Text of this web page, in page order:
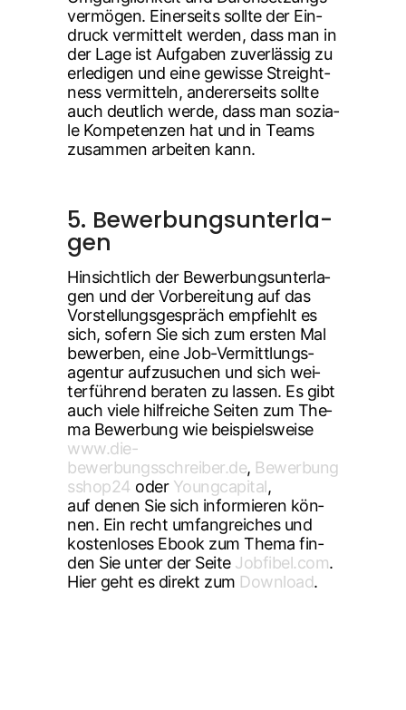
ver­mö­gen. Einer­seits soll­te der Ein­
druck ver­mit­telt wer­den, dass man in
der Lage ist Auf­ga­ben zuver­läs­sig zu
erle­di­gen und eine gewis­se Streight­
ness ver­mit­teln, ande­rer­seits soll­te
auch deut­lich wer­de, dass man sozia­
le Kom­pe­ten­zen hat und in Teams
zusam­men arbei­ten kann.
5. Bewer­bungs­un­ter­la­
gen
Hin­sicht­lich der Bewer­bungs­un­ter­la­
gen und der Vor­be­rei­tung auf das
Vor­stel­lungs­ge­spräch emp­fiehlt es
sich, sofern Sie sich zum ers­ten Mal
bewer­ben, eine Job-Ver­mitt­lungs­
agen­tur auf­zu­su­chen und sich wei­
ter­füh­rend bera­ten zu las­sen. Es gibt
auch vie­le hilf­rei­che Sei­ten zum The­
ma Bewer­bung wie bei­spiels­wei­se
www.die-
bewerbungsschreiber.de, Bewerbung
sshop24 oder Young­ca­pi­tal,
auf denen Sie sich infor­mie­ren kön­
nen. Ein recht umfang­rei­ches und
kos­ten­lo­ses Ebook zum The­ma fin­
den Sie unter der Sei­te Jobfibel.com.
Hier geht es direkt zum Down­load.